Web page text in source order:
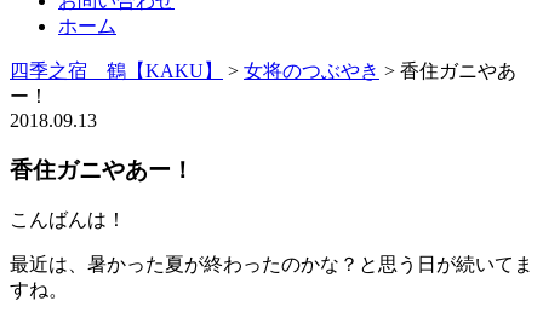
ホーム
四季之宿 鶴【KAKU】 > 女将のつぶやき > 香住ガニやあ
ー！
2018.09.13
香住ガニやあー！
こんばんは！
最近は、暑かった夏が終わったのかな？と思う日が続いてま
すね。